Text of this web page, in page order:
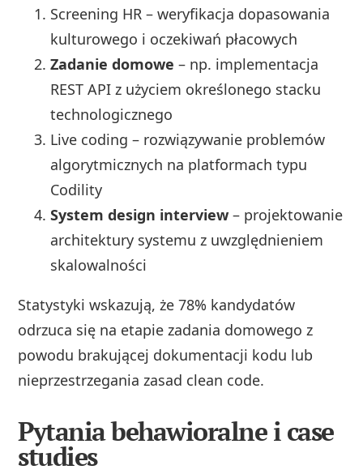
Screening HR – weryfikacja dopasowania
kulturowego i oczekiwań płacowych
Zadanie domowe – np. implementacja
REST API z użyciem określonego stacku
technologicznego
Live coding – rozwiązywanie problemów
algorytmicznych na platformach typu
Codility
System design interview – projektowanie
architektury systemu z uwzględnieniem
skalowalności
Statystyki wskazują, że 78% kandydatów
odrzuca się na etapie zadania domowego z
powodu brakującej dokumentacji kodu lub
nieprzestrzegania zasad clean code.
Pytania behawioralne i case
studies